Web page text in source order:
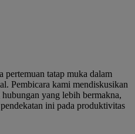
pertemuan tatap muka dalam
Pembicara kami mendiskusikan
yang lebih bermakna,
ini pada produktivitas